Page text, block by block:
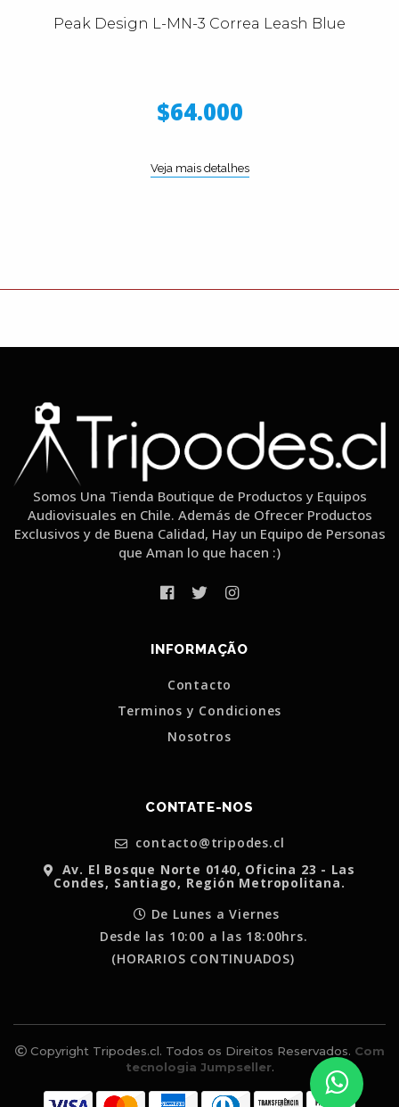
Peak Design L-MN-3 Correa Leash Blue
$64.000
Veja mais detalhes
Somos Una Tienda Boutique de Productos y Equipos
Audiovisuales en Chile. Además de Ofrecer Productos
Exclusivos y de Buena Calidad, Hay un Equipo de Personas
que Aman lo que hacen :)
INFORMAÇÃO
Contacto
Terminos y Condiciones
Nosotros
CONTATE-NOS
contacto@tripodes.cl
Av. El Bosque Norte 0140, Oficina 23 - Las
Condes, Santiago, Región Metropolitana.
De Lunes a Viernes
Desde las 10:00 a las 18:00hrs.
(HORARIOS CONTINUADOS)
Copyright Tripodes.cl. Todos os Direitos Reservados. Com
tecnologia Jumpseller.